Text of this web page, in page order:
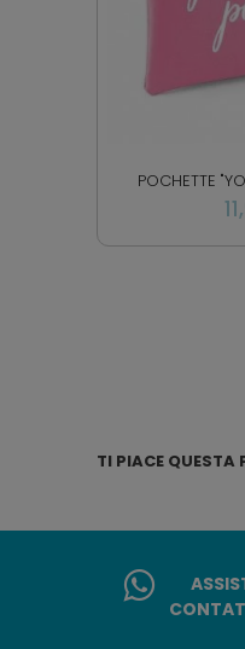
POCHETTE
TI PIACE